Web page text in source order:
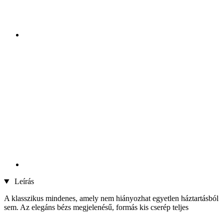
Leírás
A klasszikus mindenes, amely nem hiányozhat egyetlen háztartásból
sem. Az elegáns bézs megjelenésű, formás kis cserép teljes